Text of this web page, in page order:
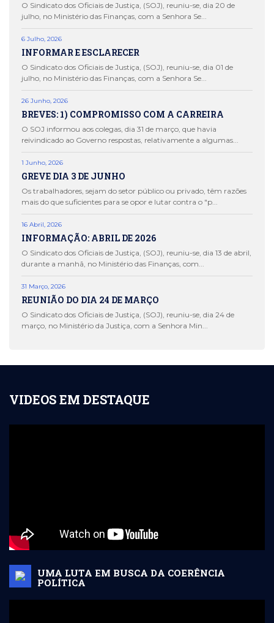
O Sindicato dos Oficiais de Justiça, (SOJ), reuniu-se, dia 20 de
julho, no Ministério das Finanças, com a Senhora Se...
6 Julho, 2026
INFORMAR E ESCLARECER
O Sindicato dos Oficiais de Justiça, (SOJ), reuniu-se, dia 01 de
julho, no Ministério das Finanças, com a Senhora Se...
26 Junho, 2026
BREVES: 1) COMPROMISSO COM A CARREIRA
O SOJ informou aos colegas, dia 31 de março, que havia
reivindicado ao Governo respostas, relativamente a algumas...
1 Junho, 2026
GREVE DIA 3 DE JUNHO
Os trabalhadores, sejam do setor público ou privado, têm razões
mais do que suficientes para se opor e lutar contra o "p...
16 Abril, 2026
INFORMAÇÃO: ABRIL DE 2026
O Sindicato dos Oficiais de Justiça, (SOJ), reuniu-se, dia 13 de abril,
durante a manhã, no Ministério das Finanças, com...
31 Março, 2026
REUNIÃO DO DIA 24 DE MARÇO
O Sindicato dos Oficiais de Justiça, (SOJ), reuniu-se, dia 24 de
março, no Ministério da Justiça, com a Senhora Min...
VIDEOS EM DESTAQUE
UMA LUTA EM BUSCA DA COERÊNCIA
POLÍTICA